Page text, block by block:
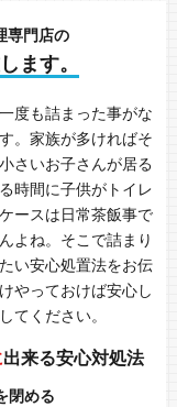
専門店の
ます。
度も詰まった事がな
。家族が多ければそ
さいお子さんが居る
時間に子供がトイレ
ースは日常茶飯事で
よね。そこで詰まり
い安心処置法をお伝
やっておけば安心し
てください。
出来る安心対処法
閉める